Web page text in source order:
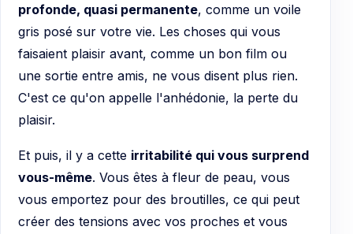
profonde, quasi permanente, comme un voile
gris posé sur votre vie. Les choses qui vous
faisaient plaisir avant, comme un bon film ou
une sortie entre amis, ne vous disent plus rien.
C'est ce qu'on appelle l'anhédonie, la perte du
plaisir.
Et puis, il y a cette irritabilité qui vous surprend
vous-même. Vous êtes à fleur de peau, vous
vous emportez pour des broutilles, ce qui peut
créer des tensions avec vos proches et vous